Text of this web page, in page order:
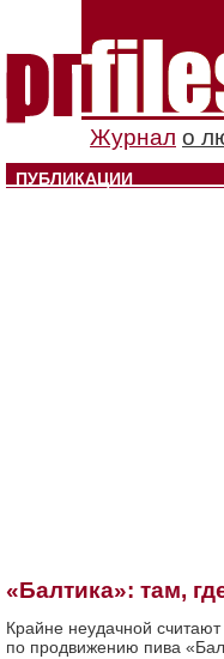
Журнал о
ПУБЛИКАЦИИ
«Балтика»: там,
Крайне неудачной
по продвижению пива